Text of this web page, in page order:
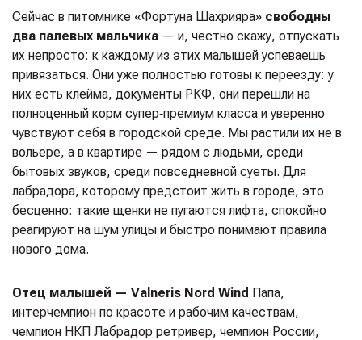
Сейчас в питомнике «Фортуна Шахрияра» свободны
два палевых мальчика — и, честно скажу, отпускать
их непросто: к каждому из этих малышей успеваешь
привязаться. Они уже полностью готовы к переезду: у
них есть клейма, документы РКФ, они перешли на
полноценный корм супер‑премиум класса и уверенно
чувствуют себя в городской среде. Мы растили их не в
вольере, а в квартире — рядом с людьми, среди
бытовых звуков, среди повседневной суеты. Для
лабрадора, которому предстоит жить в городе, это
бесценно: такие щенки не пугаются лифта, спокойно
реагируют на шум улицы и быстро понимают правила
нового дома.
Отец малышей — Valneris Nord Wind Папа,
интерчемпион по красоте и рабочим качествам,
чемпион НКП Лабрадор ретривер, чемпион России,